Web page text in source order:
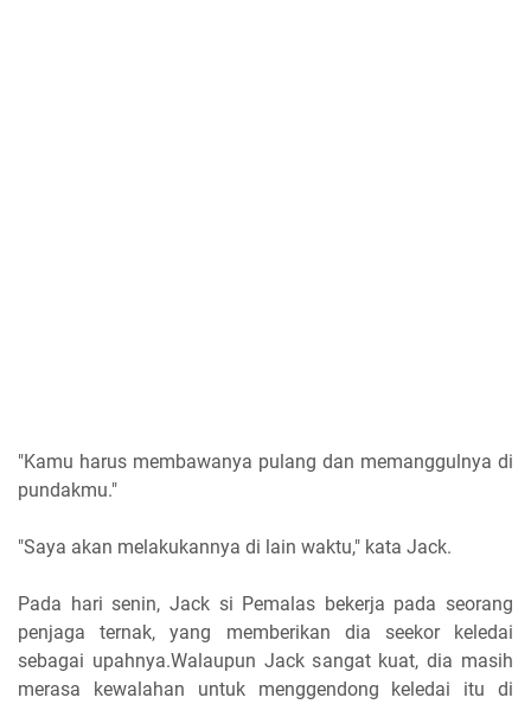
"Kamu harus membawanya pulang dan memanggulnya di
pundakmu."
"Saya akan melakukannya di lain waktu," kata Jack.
Pada hari senin, Jack si Pemalas bekerja pada seorang
penjaga ternak, yang memberikan dia seekor keledai
sebagai upahnya.Walaupun Jack sangat kuat, dia masih
merasa kewalahan untuk menggendong keledai itu di